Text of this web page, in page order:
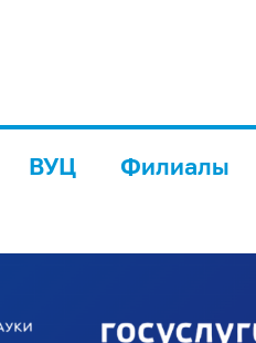
ВУЦ Филиалы